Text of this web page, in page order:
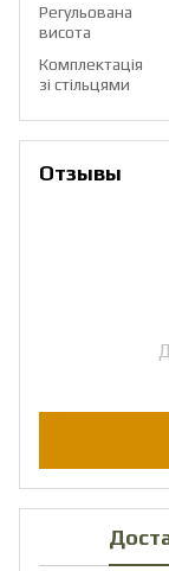
Регульована
висота
Комплектація
зі стільцями
Отзывы